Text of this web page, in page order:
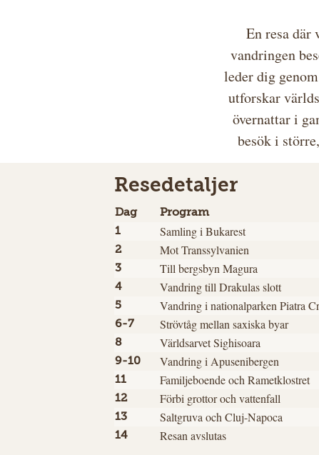
En resa där
vandringen
leder dig
utforskar
övernattar i
besök i
Resedetaljer
Dag
Program
1
Samling i Bukarest
2 Mot Transsylvanien
3 Till bergsbyn Magura
4 Vandring till Drakulas slott
5 Vandring i nationalparken Piatra
6-7 Strövtåg mellan saxiska byar
8 Världsarvet Sighisoara
9-10 Vandring i Apusenibergen
11 Familjeboende och Rametklostret
12 Förbi grottor och vattenfall
13 Saltgruva och Cluj-Napoca
14 Resan avslutas